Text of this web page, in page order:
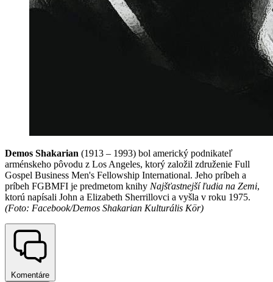
Demos Shakarian (1913 – 1993) bol americký podnikateľ
arménskeho pôvodu z Los Angeles, ktorý založil združenie Full
Gospel Business Men's Fellowship International. Jeho príbeh a
príbeh FGBMFI je predmetom knihy Najšťastnejší ľudia na Zemi,
ktorú napísali John a Elizabeth Sherrillovci a vyšla v roku 1975.
(Foto: Facebook/Demos Shakarian Kulturális Kör)
Komentáre